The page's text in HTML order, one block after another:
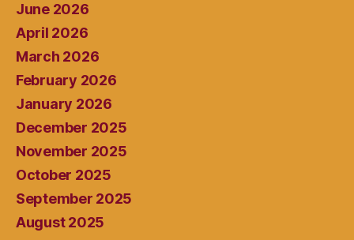
June 2026
April 2026
March 2026
February 2026
January 2026
December 2025
November 2025
October 2025
September 2025
August 2025